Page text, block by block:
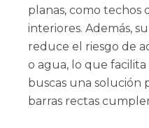
planas, como techos
interiores. Además,
reduce el riesgo de
o agua, lo que
buscas una solución
barras rectas